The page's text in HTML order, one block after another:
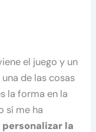
el juego y un
de las cosas
la forma en la
sí me ha
la